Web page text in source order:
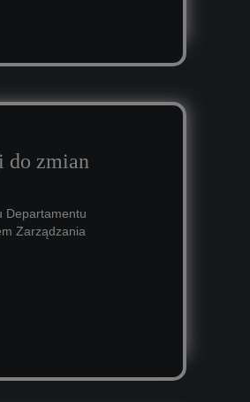
do zmian
Departamentu
Zarządzania